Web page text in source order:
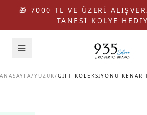
🎁 7000 TL VE ÜZERİ
TANESİ KOLYE
ANASAYFA/YÜZÜK/